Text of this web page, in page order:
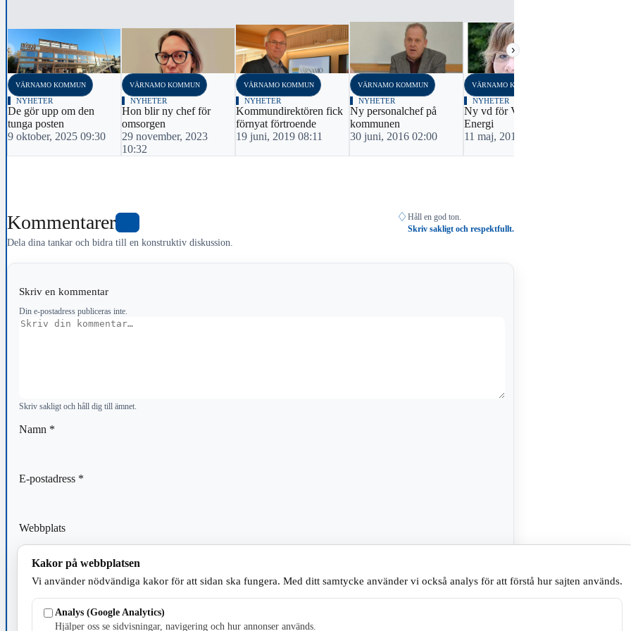
‹ ›
VÄRNAMO KOMMUN
NYHETER
De gör upp om den
tunga posten
9 oktober, 2025 09:30
VÄRNAMO KOMMUN
NYHETER
Hon blir ny chef för
omsorgen
29 november, 2023
10:32
VÄRNAMO KOMMUN
NYHETER
Kommundirektören fick
förnyat förtroende
19 juni, 2019 08:11
VÄRNAMO KOMMUN
NYHETER
Ny personalchef på
kommunen
30 juni, 2016 02:00
VÄRNAMO KOMMUN
NYHETER
Ny vd för Värnamo
Energi
11 maj, 2016 02:00
Kommentarer
Dela dina tankar och bidra till en konstruktiv diskussion.
♢ Håll en god ton.
Skriv sakligt och respektfullt.
Skriv en kommentar
Din e-postadress publiceras inte.
Kommentar
Skriv sakligt och håll dig till ämnet.
Namn *
E-postadress *
Webbplats
Spara mitt namn, min e-postadress och webbplats i denna webbläsare till nästa gång jag skriver en
Kakor på webbplatsen
Vi använder nödvändiga kakor för att sidan ska fungera. Med ditt samtycke använder vi också analys för att förstå hur sajten används.
Analys (Google Analytics)
Hjälper oss se sidvisningar, navigering och hur annonser används.